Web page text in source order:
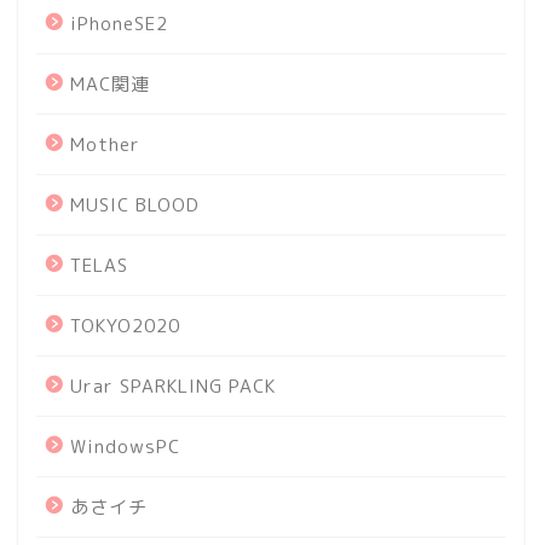
iPhoneSE2
MAC関連
Mother
MUSIC BLOOD
TELAS
TOKYO2020
Urar SPARKLING PACK
WindowsPC
あさイチ